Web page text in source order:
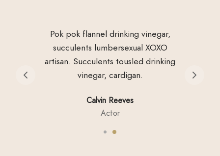
Pok pok flannel drinking vinegar,
succulents lumbersexual XOXO
artisan. Succulents tousled drinking
vinegar, cardigan.
Calvin Reeves
Actor